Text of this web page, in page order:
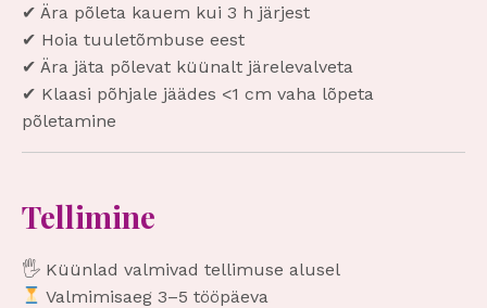
✔ Ära põleta kauem kui 3 h järjest
✔ Hoia tuuletõmbuse eest
✔ Ära jäta põlevat küünalt järelevalveta
✔ Klaasi põhjale jäädes <1 cm vaha lõpeta
põletamine
Tellimine
🖐️ Küünlad valmivad tellimuse alusel
Valmimisaeg 3–5 tööpäeva